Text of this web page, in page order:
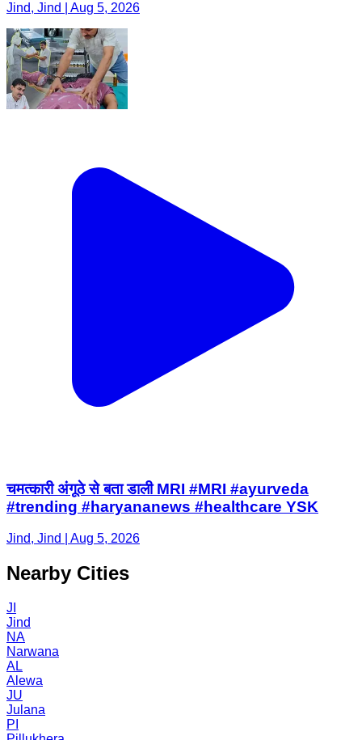
Jind, Jind | Aug 5, 2026
चमत्कारी अंगूठे से बता डाली MRI #MRI #ayurveda
#trending #haryananews #healthcare YSK
Jind, Jind | Aug 5, 2026
Nearby Cities
JI
Jind
NA
Narwana
AL
Alewa
JU
Julana
PI